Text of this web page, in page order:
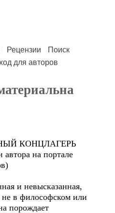
Рецензии
Поиск
для авторов
на портале
и невысказанная,
не в философском или
порождает